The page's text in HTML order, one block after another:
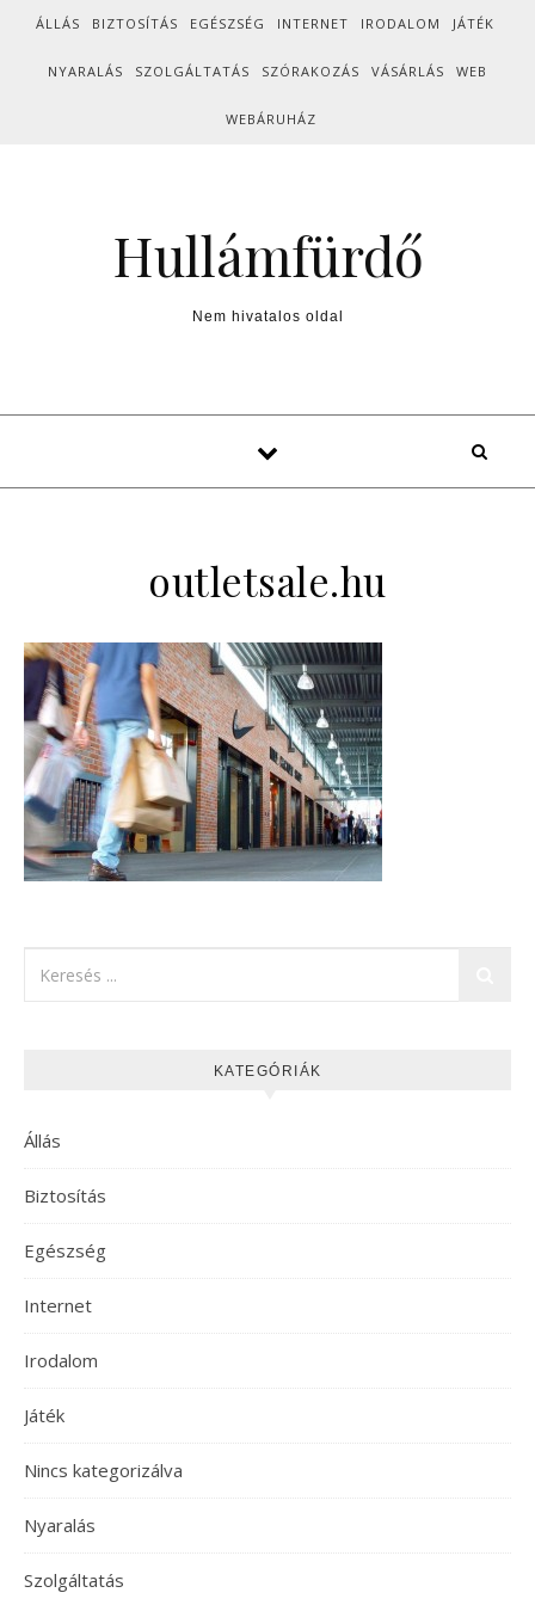
Skip to content
ÁLLÁS BIZTOSÍTÁS EGÉSZSÉG INTERNET IRODALOM JÁTÉK
NYARALÁS SZOLGÁLTATÁS SZÓRAKOZÁS VÁSÁRLÁS WEB
WEBÁRUHÁZ
Hullámfürdő
Nem hivatalos oldal
outletsale.hu
KATEGÓRIÁK
Állás
Biztosítás
Egészség
Internet
Irodalom
Játék
Nincs kategorizálva
Nyaralás
Szolgáltatás